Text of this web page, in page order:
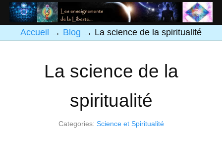
Accueil → Blog → La science de la spiritualité
La science de la
spiritualité
Categories: Science et Spiritualité